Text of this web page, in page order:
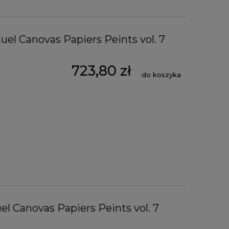
Canovas Papiers Peints vol. 7
723,80 zł do koszyka
Canovas Papiers Peints vol. 7